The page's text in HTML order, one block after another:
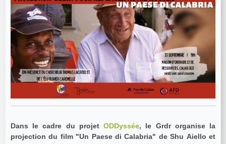
Dans le cadre du projet ODDyssée, le Grdr organise la
projection du film "Un Paese di Calabria" de Shu Aiello et